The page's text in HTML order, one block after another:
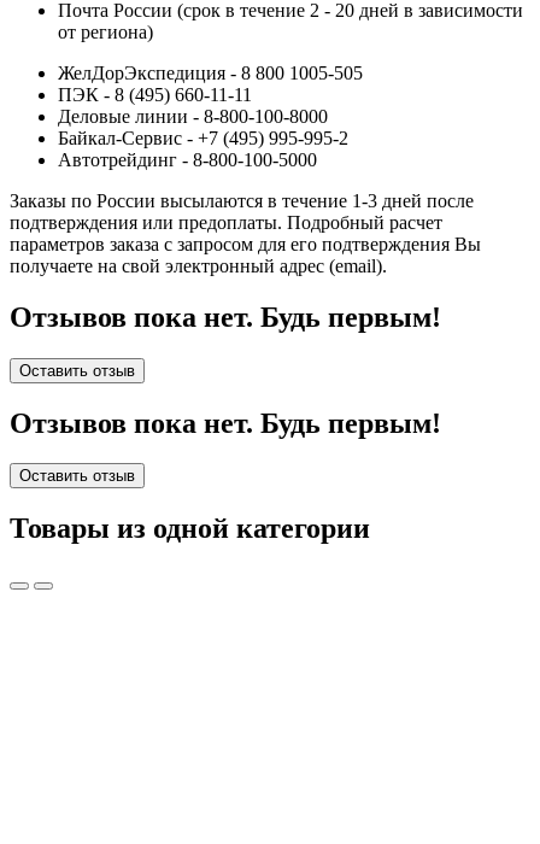
Почта России (срок в течение 2 - 20 дней в зависимости
от региона)
ЖелДорЭкспедиция - 8 800 1005-505
ПЭК - 8 (495) 660-11-11
Деловые линии - 8-800-100-8000
Байкал-Сервис - +7 (495) 995-995-2
Автотрейдинг - 8-800-100-5000
Заказы по России высылаются в течение 1-3 дней после
подтверждения или предоплаты. Подробный расчет
параметров заказа с запросом для его подтверждения Вы
получаете на свой электронный адрес (email).
Отзывов пока нет. Будь первым!
Оставить отзыв
Отзывов пока нет. Будь первым!
Оставить отзыв
Товары из одной категории